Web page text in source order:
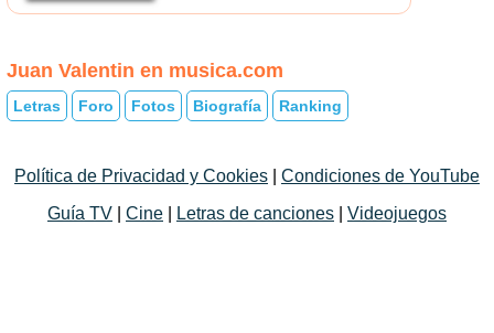
Juan Valentin en musica.com
Letras Foro Fotos Biografía Ranking
Política de Privacidad y Cookies
Condiciones de YouTube
Guía TV
Cine Letras de canciones Videojuegos